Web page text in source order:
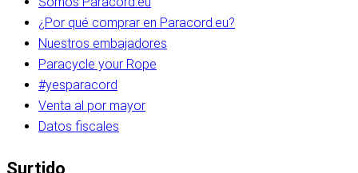
¿Por qué comprar en Paracord.eu?
Nuestros embajadores
Paracycle your Rope
#yesparacord
Venta al por mayor
Datos fiscales
Surtido